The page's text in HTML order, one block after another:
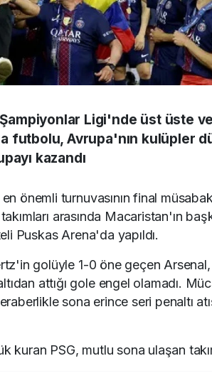
Şampiyonlar Ligi'nde üst üste
futbolu, Avrupa'nın kulüpler
kazandı
önemli turnuvasının final
arasında Macaristan'ın
Puskas Arena'da yapıldı.
golüyle 1-0 öne geçen
attığı gole engel olamadı.
sona erince seri penaltı
kuran PSG, mutlu sona ulaşan